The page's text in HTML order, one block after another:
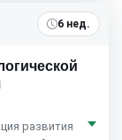
6 нед.
развития